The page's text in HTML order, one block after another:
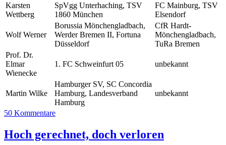
Karsten
Wettberg
SpVgg Unterhaching, TSV
1860 München
FC Mainburg, TSV
Elsendorf
Wolf Werner
Borussia Mönchengladbach,
Werder Bremen II, Fortuna
Düsseldorf
CfR Hardt-
Mönchengladbach,
TuRa Bremen
Prof. Dr.
Elmar
Wienecke
1. FC Schweinfurt 05 unbekannt
Martin Wilke
Hamburger SV, SC Concordia
Hamburg, Landesverband
Hamburg
unbekannt
50 Kommentare
Hoch gerechnet, doch verloren